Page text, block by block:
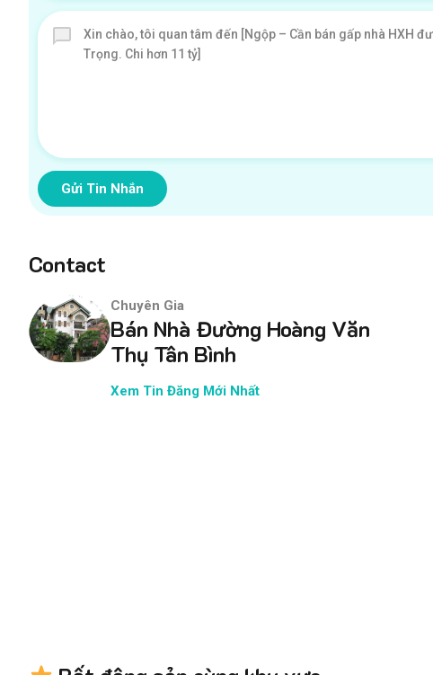
Gửi Tin Nhắn
Contact
Chuyên Gia
Bán Nhà Đường Hoàng Văn
Thụ Tân Bình
Xem Tin Đăng Mới Nhất